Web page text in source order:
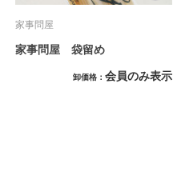
家事問屋
家事問屋 袋留め
卸価格 会員のみ表示